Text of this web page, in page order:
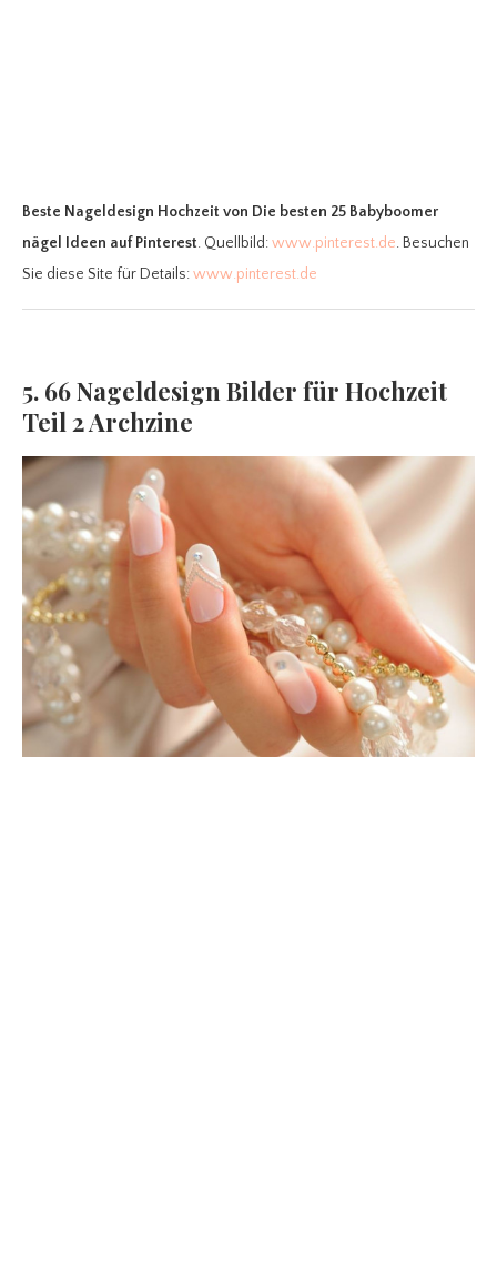
Beste Nageldesign Hochzeit von Die besten 25 Babyboomer
nägel Ideen auf Pinterest. Quellbild:www.pinterest.de. Besuchen
Sie diese Site für Details:www.pinterest.de
5. 66 Nageldesign Bilder für Hochzeit
Teil 2 Archzine